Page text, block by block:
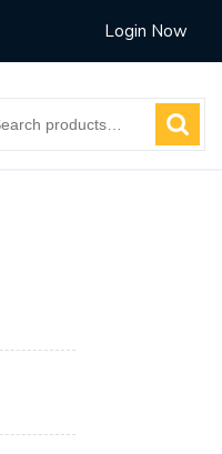
Login Now